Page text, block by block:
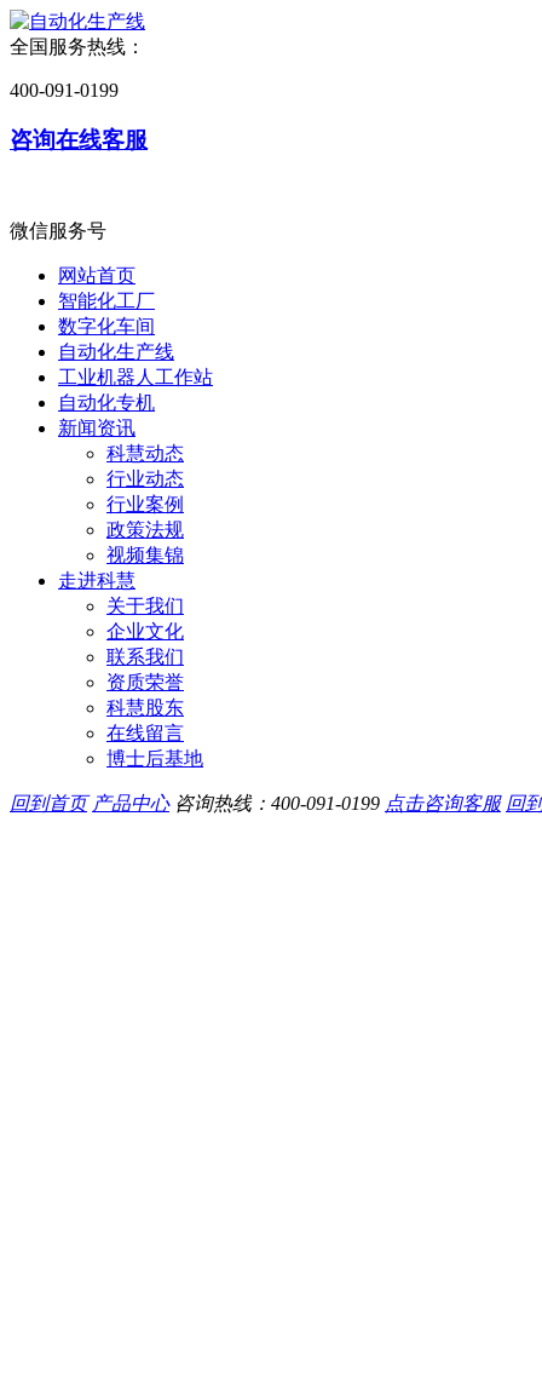
全国服务热线：
400-091-0199
咨询在线客服
微信服务号
网站首页
智能化工厂
数字化车间
自动化生产线
工业机器人工作站
自动化专机
新闻资讯
科慧动态
行业动态
行业案例
政策法规
视频集锦
走进科慧
关于我们
企业文化
联系我们
资质荣誉
科慧股东
在线留言
博士后基地
回到首页 产品中心 咨询热线： 400-091-0199 点击咨询客服 回